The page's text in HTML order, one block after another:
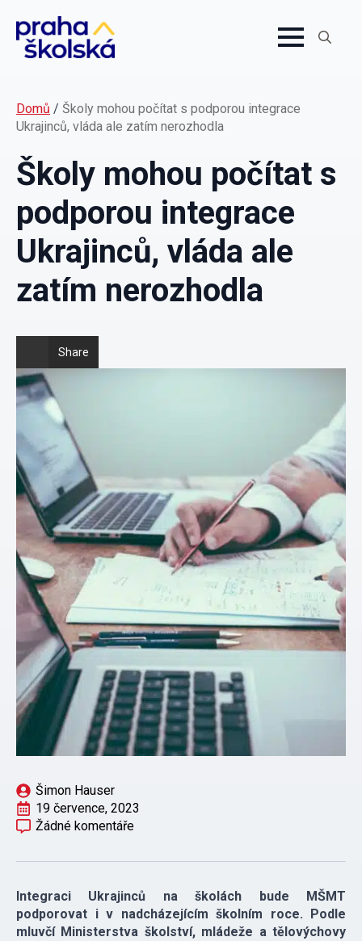
Domů / Školy mohou počítat s podporou integrace
Ukrajinců, vláda ale zatím nerozhodla
Školy mohou počítat s
podporou integrace
Ukrajinců, vláda ale
zatím nerozhodla
Share
Šimon Hauser
19 července, 2023
Žádné komentáře
Integraci Ukrajinců na školách bude MŠMT
podporovat i v nadcházejícím školním roce. Podle
mluvčí Ministerstva školství, mládeže a tělovýchovy